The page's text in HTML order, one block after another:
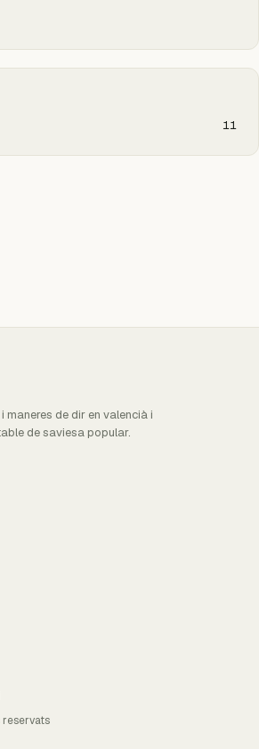
11
maneres de dir en valencià i
de saviesa popular.